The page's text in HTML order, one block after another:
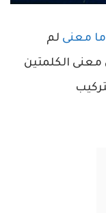
ما معنى لم
الكلمتين